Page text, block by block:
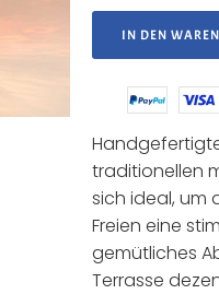
IN DEN
traditionellen
sich ideal, um
Freien eine
gemütliches
Terrasse